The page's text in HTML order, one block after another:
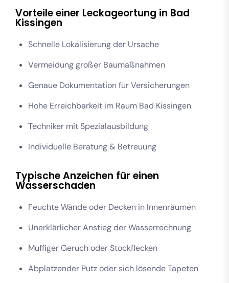
Vorteile einer Leckageortung in Bad
Kissingen
Schnelle Lokalisierung der Ursache
Vermeidung großer Baumaßnahmen
Genaue Dokumentation für Versicherungen
Hohe Erreichbarkeit im Raum Bad Kissingen
Techniker mit Spezialausbildung
Individuelle Beratung & Betreuung
Typische Anzeichen für einen
Wasserschaden
Feuchte Wände oder Decken in Innenräumen
Unerklärlicher Anstieg der Wasserrechnung
Muffiger Geruch oder Stockflecken
Abplatzender Putz oder sich lösende Tapeten